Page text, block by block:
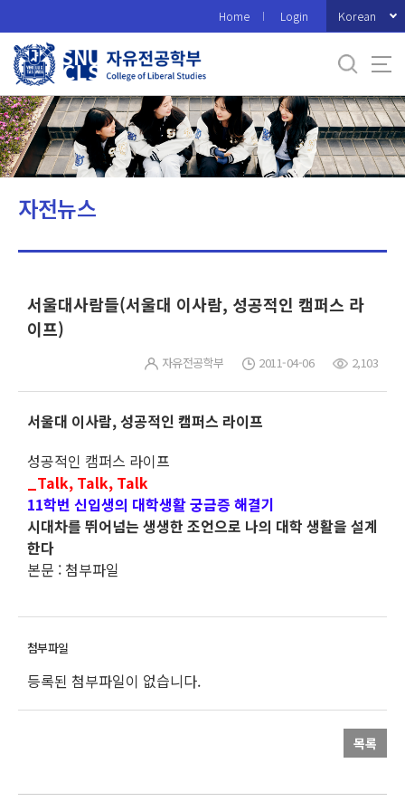
로
메
뉴
Home Login Korean
자전뉴스
서울대사람들(서울대 이사람, 성공적인 캠퍼스 라
이프)
자유전공학부 2011-04-06 2,103
서울대 이사람, 성공적인 캠퍼스 라이프
성공적인 캠퍼스 라이프
_Talk, Talk, Talk
11학번 신입생의 대학생활 궁금증 해결기
시대차를 뛰어넘는 생생한 조언으로 나의 대학 생활을 설계
한다
본문 : 첨부파일
등록된 첨부파일이 없습니다.
목록